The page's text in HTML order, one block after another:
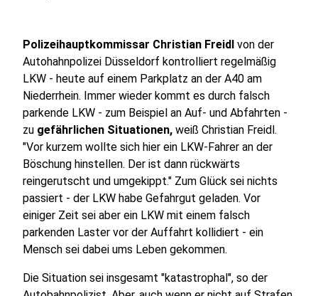
Polizeihauptkommissar Christian Freidl von der
Autohahnpolizei Düsseldorf kontrolliert regelmäßig
LKW - heute auf einem Parkplatz an der A40 am
Niederrhein. Immer wieder kommt es durch falsch
parkende LKW - zum Beispiel an Auf- und Abfahrten -
zu gefährlichen Situationen, weiß Christian Freidl.
"Vor kurzem wollte sich hier ein LKW-Fahrer an der
Böschung hinstellen. Der ist dann rückwärts
reingerutscht und umgekippt." Zum Glück sei nichts
passiert - der LKW habe Gefahrgut geladen. Vor
einiger Zeit sei aber ein LKW mit einem falsch
parkenden Laster vor der Auffahrt kollidiert - ein
Mensch sei dabei ums Leben gekommen.
Die Situation sei insgesamt "katastrophal", so der